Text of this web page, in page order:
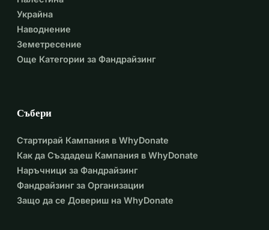
Украйна
Наводнение
Земетресение
Още Категории за Фандрайзинг
Събери
Стартирай Кампания в WhyDonate
Как да Създадеш Кампания в WhyDonate
Наръчници за Фандрайзинг
Фандрайзинг за Организации
Защо да се Довериш на WhyDonate